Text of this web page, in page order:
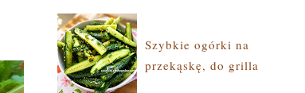
Szybkie ogórki na
przekąskę, do grilla